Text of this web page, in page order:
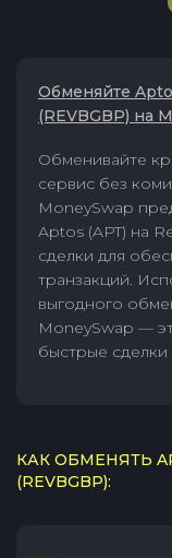
Обменяйте
(REVBGBP) на
Обменивайте
сервис без
MoneySwap
Aptos (APT) на
сделки для
транзакций.
выгодного
MoneySwap —
быстрые
КАК ОБМЕНЯТЬ
(REVBGBP):